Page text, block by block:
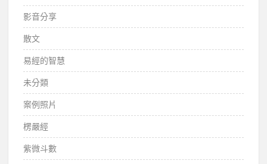
影音分享
散文
易經的智慧
未分類
案例照片
楞嚴經
紫微斗數